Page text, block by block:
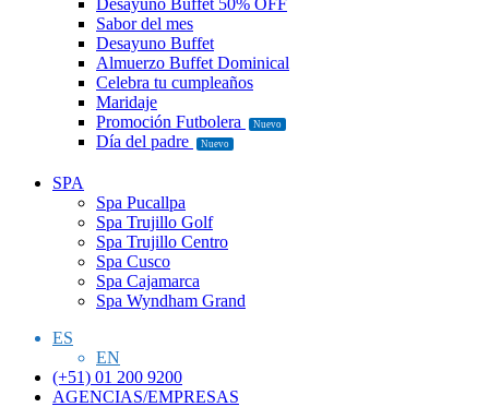
Desayuno Buffet 50% OFF
Sabor del mes
Desayuno Buffet
Almuerzo Buffet Dominical
Celebra tu cumpleaños
Maridaje
Promoción Futbolera
Nuevo
Día del padre Nuevo
SPA
Spa Pucallpa
Spa Trujillo Golf
Spa Trujillo Centro
Spa Cusco
Spa Cajamarca
Spa Wyndham Grand
ES
EN
(+51) 01 200 9200
AGENCIAS/EMPRESAS